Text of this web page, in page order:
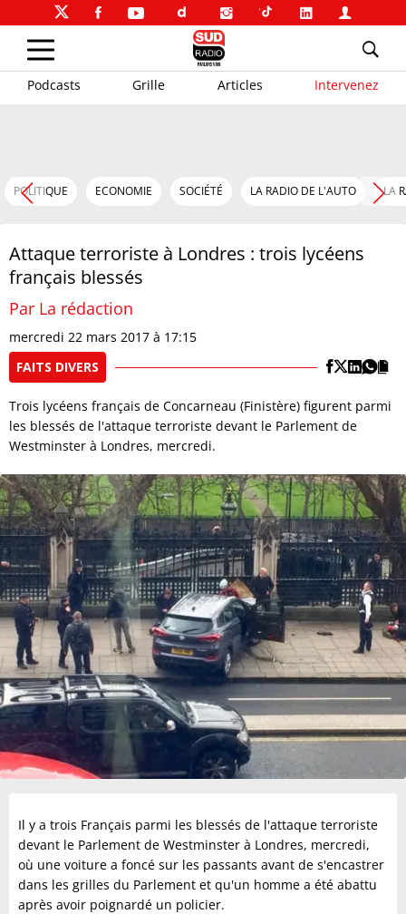
Podcasts Grille Articles Intervenez
POLITIQUE ECONOMIE SOCIÉTÉ LA RADIO DE L'AUTO LA
Attaque terroriste à Londres : trois lycéens
français blessés
Par La rédaction
mercredi 22 mars 2017 à 17:15
FAITS DIVERS
Trois lycéens français de Concarneau (Finistère) figurent parmi
les blessés de l'attaque terroriste devant le Parlement de
Westminster à Londres, mercredi.
Il y a trois Français parmi les blessés de l'attaque terroriste
devant le Parlement de Westminster à Londres, mercredi,
où une voiture a foncé sur les passants avant de s'encastrer
dans les grilles du Parlement et qu'un homme a été abattu
après avoir poignardé un policier.